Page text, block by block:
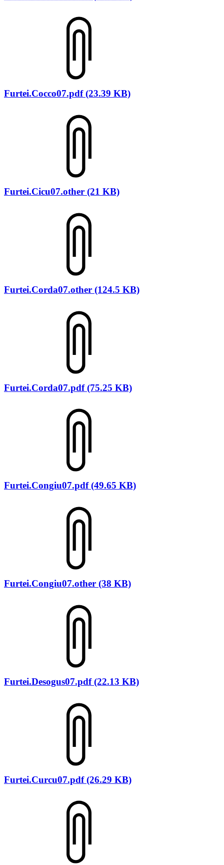
Furtei.Cocco07.pdf (23.39 KB)
Furtei.Cicu07.other (21 KB)
Furtei.Corda07.other (124.5 KB)
Furtei.Corda07.pdf (75.25 KB)
Furtei.Congiu07.pdf (49.65 KB)
Furtei.Congiu07.other (38 KB)
Furtei.Desogus07.pdf (22.13 KB)
Furtei.Curcu07.pdf (26.29 KB)